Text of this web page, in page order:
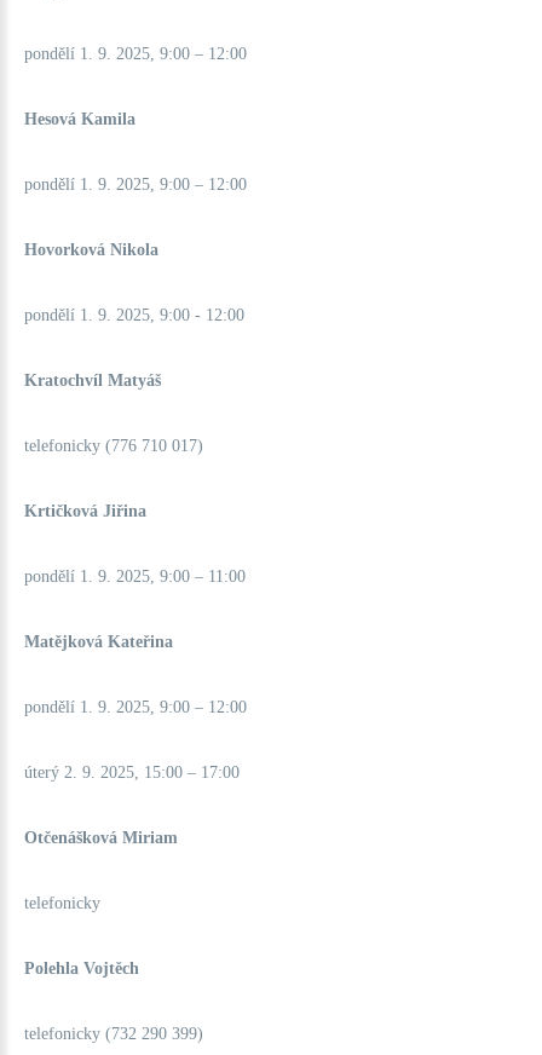
pondělí 1. 9. 2025, 9:00 – 12:00
Hesová Kamila
pondělí 1. 9. 2025, 9:00 – 12:00
Hovorková Nikola
pondělí 1. 9. 2025, 9:00 - 12:00
Kratochvíl Matyáš
telefonicky (776 710 017)
Krtičková Jiřina
pondělí 1. 9. 2025, 9:00 – 11:00
Matějková Kateřina
pondělí 1. 9. 2025, 9:00 – 12:00
úterý 2. 9. 2025, 15:00 – 17:00
Otčenášková Miriam
telefonicky
Polehla Vojtěch
telefonicky (732 290 399)